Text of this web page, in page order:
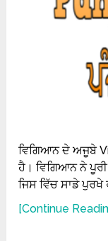
ਵਿਗਿਆਨ ਦੇ ਅਜੂਬੇ
ਹੈ। ਵਿਗਿਆਨ ਨੇ
ਜਿਸ ਵਿੱਚ ਸਾਡੇ
[Continue